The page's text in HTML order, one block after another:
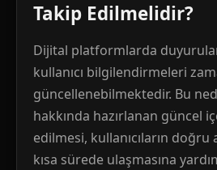
Takip Edilmelidir?
Dijital platformlarda
kullanıcı bilgilendirmeleri
güncellenebilmektedir. Bu
hakkında hazırlanan güncel
edilmesi, kullanıcıların doğru
kısa sürede ulaşmasına